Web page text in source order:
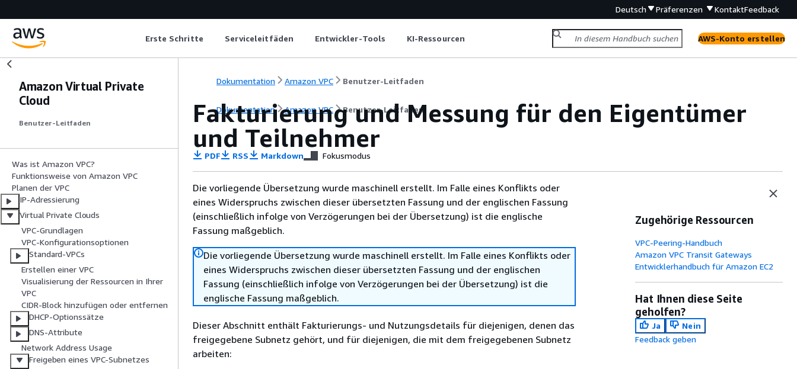
Deutsch Präferenzen KontaktFeedback
Erste Schritte Serviceleitfäden Entwickler-Tools KI-Ressourcen AWS-Konto erstellen
Amazon Virtual Private
Cloud
Benutzer-Leitfaden
Was ist Amazon VPC?
Funktionsweise von Amazon VPC
Planen der VPC
IP-Adressierung
Virtual Private Clouds
VPC-Grundlagen
VPC-Konfigurationsoptionen
Standard-VPCs
Erstellen einer VPC
Visualisierung der Ressourcen in Ihrer
VPC
CIDR-Block hinzufügen oder entfernen
DHCP-Optionssätze
DNS-Attribute
Network Address Usage
Freigeben eines VPC-Subnetzes
Dokumentation Amazon VPC Benutzer-Leitfaden
Dokumentation Amazon VPC Benutzer-Leitfaden
Fakturierung und Messung für den Eigentümer
und Teilnehmer
PDF RSS Markdown Fokusmodus
Die vorliegende Übersetzung wurde maschinell erstellt. Im Falle eines Konflikts oder
eines Widerspruchs zwischen dieser übersetzten Fassung und der englischen Fassung
(einschließlich infolge von Verzögerungen bei der Übersetzung) ist die englische
Fassung maßgeblich.
Die vorliegende Übersetzung wurde maschinell erstellt. Im Falle eines Konflikts oder
eines Widerspruchs zwischen dieser übersetzten Fassung und der englischen
Fassung (einschließlich infolge von Verzögerungen bei der Übersetzung) ist die
englische Fassung maßgeblich.
Dieser Abschnitt enthält Fakturierungs- und Nutzungsdetails für diejenigen, denen das
freigegebene Subnetz gehört, und für diejenigen, die mit dem freigegebenen Subnetz
arbeiten:
Zugehörige Ressourcen
VPC-Peering-Handbuch
Amazon VPC Transit Gateways
Entwicklerhandbuch für Amazon EC2
Hat Ihnen diese Seite
geholfen?
Ja
Nein
Feedback geben